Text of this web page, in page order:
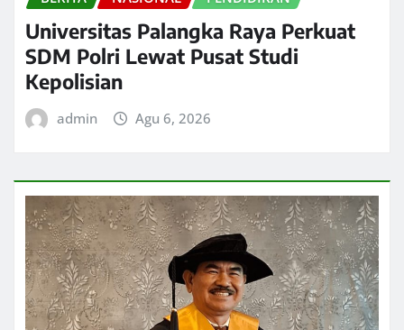
Universitas Palangka Raya Perkuat
SDM Polri Lewat Pusat Studi
Kepolisian
admin Agu 6, 2026